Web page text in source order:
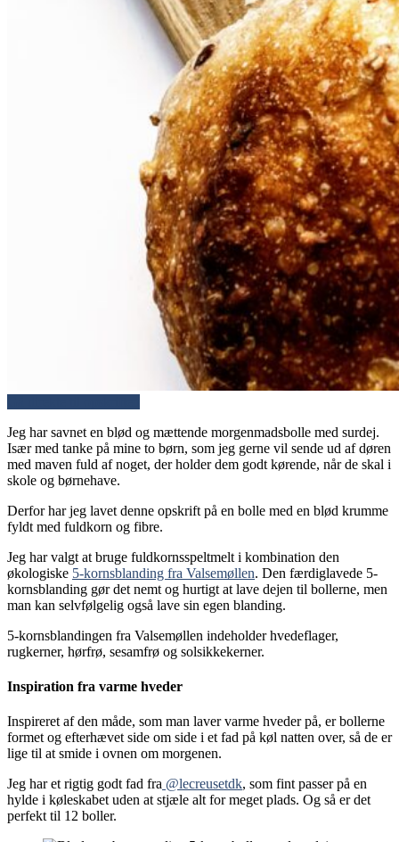
Jeg har savnet en blød og mættende morgenmadsbolle med surdej.
Især med tanke på mine to børn, som jeg gerne vil sende ud af døren
med maven fuld af noget, der holder dem godt kørende, når de skal i
skole og børnehave.
Derfor har jeg lavet denne opskrift på en bolle med en blød krumme
fyldt med fuldkorn og fibre.
Jeg har valgt at bruge fuldkornsspeltmelt i kombination den
økologiske 5-kornsblanding fra Valsemøllen. Den færdiglavede 5-
kornsblanding gør det nemt og hurtigt at lave dejen til bollerne, men
man kan selvfølgelig også lave sin egen blanding.
5-kornsblandingen fra Valsemøllen indeholder hvedeflager,
rugkerner, hørfrø, sesamfrø og solsikkekerner.
Inspiration fra varme hveder
Inspireret af den måde, som man laver varme hveder på, er bollerne
formet og efterhævet side om side i et fad på køl natten over, så de er
lige til at smide i ovnen om morgenen.
Jeg har et rigtig godt fad fra @lecreusetdk, som fint passer på en
hylde i køleskabet uden at stjæle alt for meget plads. Og så er det
perfekt til 12 boller.